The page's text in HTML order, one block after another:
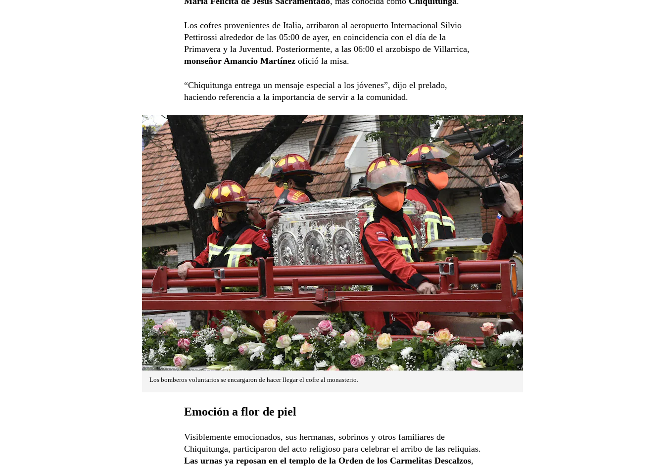
Los cofres provenientes de Italia, arribaron al aeropuerto Internacional Silvio
Pettirossi alrededor de las 05:00 de ayer, en coincidencia con el día de la
Primavera y la Juventud. Posteriormente, a las 06:00 el arzobispo de Villarrica,
monseñor Amancio Martínez ofició la misa.
“Chiquitunga entrega un mensaje especial a los jóvenes”, dijo el prelado,
haciendo referencia a la importancia de servir a la comunidad.
Los bomberos voluntarios se encargaron de hacer llegar el cofre al monasterio.
Emoción a flor de piel
Visiblemente emocionados, sus hermanas, sobrinos y otros familiares de
Chiquitunga, participaron del acto religioso para celebrar el arribo de las reliquias.
Las urnas ya reposan en el templo de la Orden de los Carmelitas Descalzos,